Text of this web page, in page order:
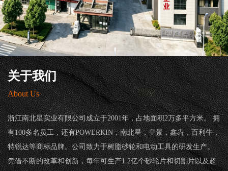
关于我们
About Us
浙江南北星实业有限公司成立于2001年，占地面积2万多平方米。 拥
有100多名员工，还有POWERKIN，南北星，皇景，鑫犇，百利牛，
特锐达等商标品牌。公司致力于树脂砂轮和电动工具的研发生产。
凭借不断的改革和创新，每年可生产1.2亿个砂轮片和切割片以及超